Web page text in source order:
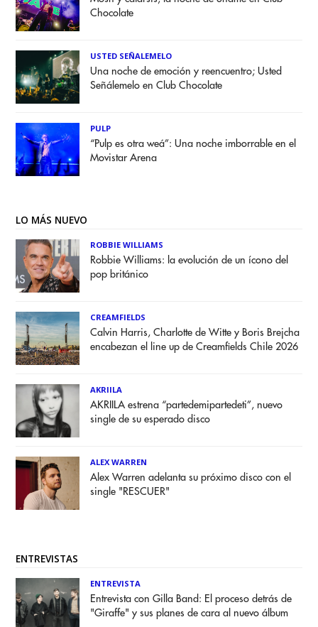
Chocolate
USTED SEÑALEMELO
Una noche de emoción y reencuentro; Usted
Señálemelo en Club Chocolate
PULP
“Pulp es otra weá”: Una noche imborrable en el
Movistar Arena
LO MÁS NUEVO
ROBBIE WILLIAMS
Robbie Williams: la evolución de un ícono del
pop británico
CREAMFIELDS
Calvin Harris, Charlotte de Witte y Boris Brejcha
encabezan el line up de Creamfields Chile 2026
AKRIILA
AKRIILA estrena “partedemipartedeti”, nuevo
single de su esperado disco
ALEX WARREN
Alex Warren adelanta su próximo disco con el
single "RESCUER"
ENTREVISTAS
ENTREVISTA
Entrevista con Gilla Band: El proceso detrás de
"Giraffe" y sus planes de cara al nuevo álbum